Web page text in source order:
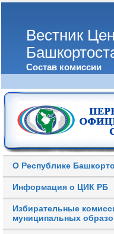
Вестник
Состав комиссии
О Республике
Информация о ЦИК РБ
Избирательные
муниципальных